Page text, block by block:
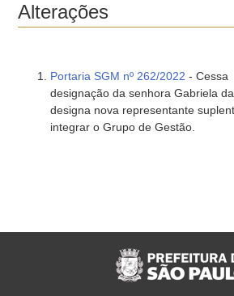
Alterações
Portaria SGM nº 262/2022 - Cessa
designação da senhora Gabriela
designa nova representante
integrar o Grupo de Gestão.